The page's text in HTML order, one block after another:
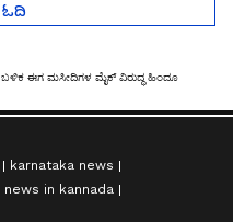
ಓದಿ
karnataka news
news in kannada